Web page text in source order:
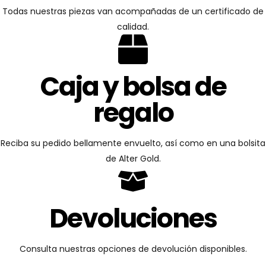
Todas nuestras piezas van acompañadas de un certificado de
calidad.
Caja y bolsa de
regalo
Reciba su pedido bellamente envuelto, así como en una bolsita
de Alter Gold.
Devoluciones
Consulta nuestras opciones de devolución disponibles.